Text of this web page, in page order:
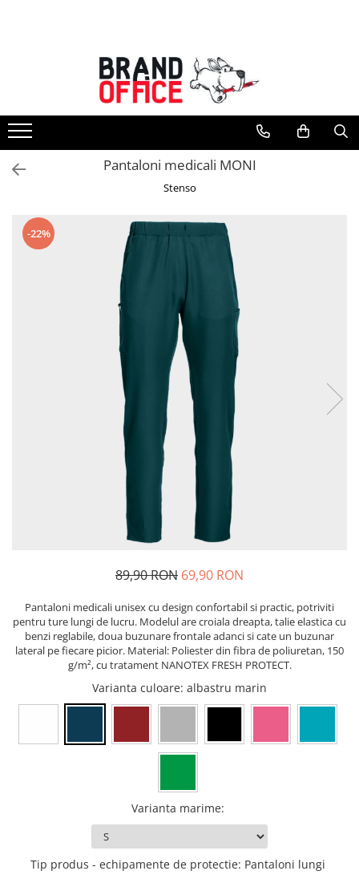
Unitate Protejata - PRODUCTIE
Hartie copiator si produse
tipografice
Produse consumabile din hartie
Detergenti si dezinfectanti
Saci menajeri (Unitate Protejata)
Agende, calendare si organizatoare
Agende personalizabile
Birotica si papetarie
Hartie si articole din hartie
Bibliorafturi, caiete mecanice,
Capsatoare, capse si perforatoare
Caiete si blocnotesuri
Dosare, folii protectie si mape
Accesorii diverse pentru birou
Arhivare si depozitare
Pixuri metalice
Pixuri cu gel
Stilouri
Seturi de scris Premium
Instrumente de scris eco
Creioane mecanice si grafit
Finelinere
Carioci si creioane colorate
Rezerve instrumente scris
Tavite documente si suporturi
Ascutitori, radiere, agrafe
Pantaloni medicali MONI
Stenso
-22%
89,90 RON 69,90 RON
Pantaloni medicali unisex cu design confortabil si practic, potriviti
pentru ture lungi de lucru. Modelul are croiala dreapta, talie elastica cu
benzi reglabile, doua buzunare frontale adanci si cate un buzunar
lateral pe fiecare picior. Material: Poliester din fibra de poliuretan, 150
g/m², cu tratament NANOTEX FRESH PROTECT.
Varianta culoare: albastru marin
Varianta marime:
Tip produs - echipamente de protectie: Pantaloni lungi